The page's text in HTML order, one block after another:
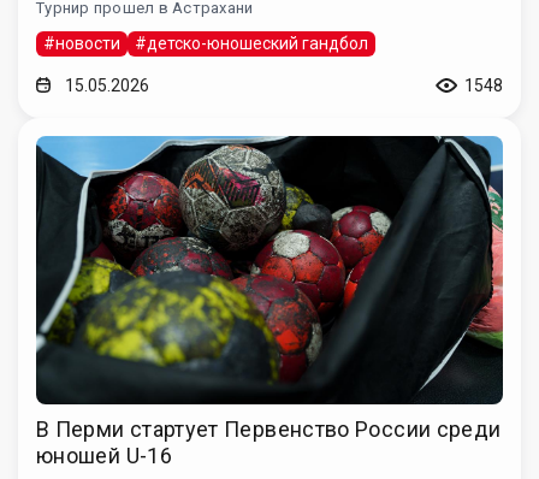
Турнир прошел в Астрахани
#новости #детско-юношеский гандбол
15.05.2026 1548
В Перми стартует Первенство России среди
юношей U-16